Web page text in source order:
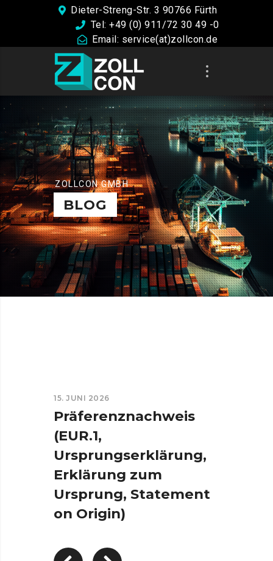
Dieter-Streng-Str. 3 90766 Fürth
Tel: +49 (0) 911/72 30 49 -0
Email: service(at)zollcon.de
ZOLLCON GMBH
BLOG
15. JUNI 2026
Präferenznachweis
(EUR.1,
Ursprungserklärung,
Erklärung zum
Ursprung, Statement
on Origin)